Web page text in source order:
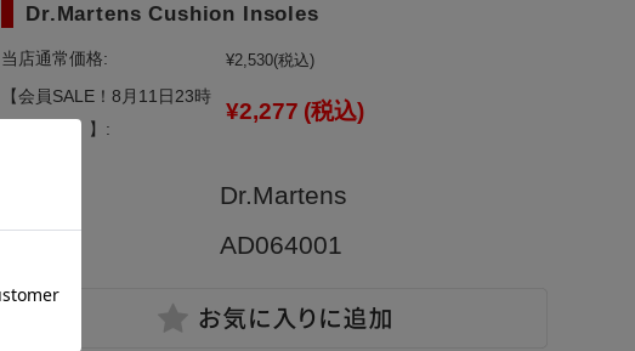
Dr.Martens Cushion Insoles
当店通常価格: ¥2,530(税込)
【会員SALE！8月11日23時
59分まで！】:
¥2,277 (税込)
Dr.Martens
型番： AD064001